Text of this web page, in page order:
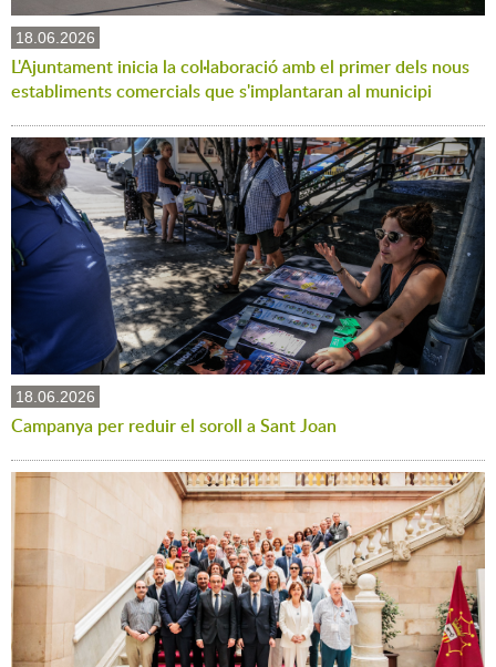
18.06.2026
L'Ajuntament inicia la col·laboració amb el primer dels nous
establiments comercials que s'implantaran al municipi
18.06.2026
Campanya per reduir el soroll a Sant Joan